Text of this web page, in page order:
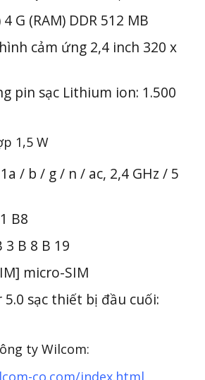
G (RAM) DDR 512 MB
cảm ứng 2,4 inch 320 x
pin sạc Lithium ion: 1.500
1,5 W
/ b / g / n / ac, 2,4 GHz / 5
B8
3 B 8 B 19
micro-SIM
sạc thiết bị đầu cuối:
ty Wilcom:
co.com/index.html